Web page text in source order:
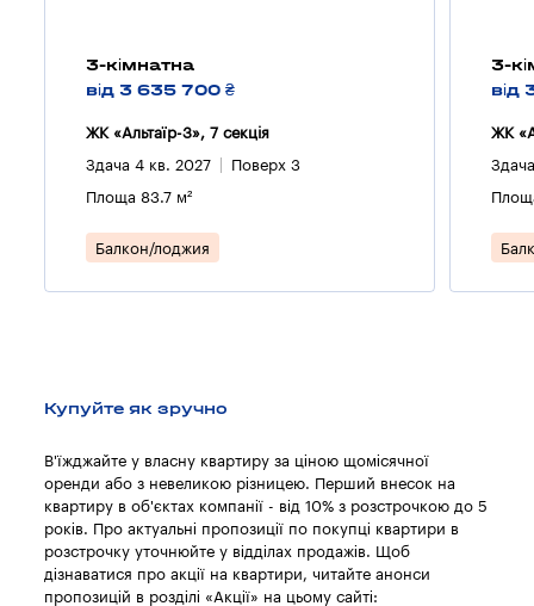
3-кімнатна
від 3 635 700 ₴
ЖК «Альтаїр-3», 7 секцiя
Здача 4 кв. 2027 Поверх 3
Площа 83.7 м²
Балкон/лоджия
3-
від
ЖК
Купуйте як зручно
В'їжджайте у власну квартиру за ціною щомісячної
оренди або з невеликою різницею. Перший внесок на
квартиру в об'єктах компанії - від 10% з розстрочкою до 5
років. Про актуальні пропозиції по покупці квартири в
розстрочку уточнюйте у відділах продажів. Щоб
дізнаватися про акції на квартири, читайте анонси
пропозицій в розділі «Акції» на цьому сайті: